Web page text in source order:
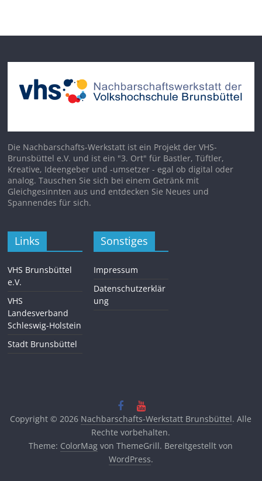
Die Nachbarschafts-Werkstatt ist ein Projekt der VHS-
Brunsbüttel e.V. und ist ein "3. Ort" für Bastler, Tüftler,
Kreative, Ideengeber und -umsetzer - egal ob digital oder
analog. Tauschen Sie sich bei einem Getränk mit
Gleichgesinnten aus und entdecken Sie Neues und
Spannendes für sich.
Links
VHS Brunsbüttel
e.V.
VHS
Landesverband
Schleswig-Holstein
Stadt Brunsbüttel
Sonstiges
Impressum
Datenschutzerklär
ung
Copyright © 2026 Nachbarschafts-Werkstatt Brunsbüttel. Alle
Rechte vorbehalten.
Theme: ColorMag von ThemeGrill. Bereitgestellt von
WordPress.